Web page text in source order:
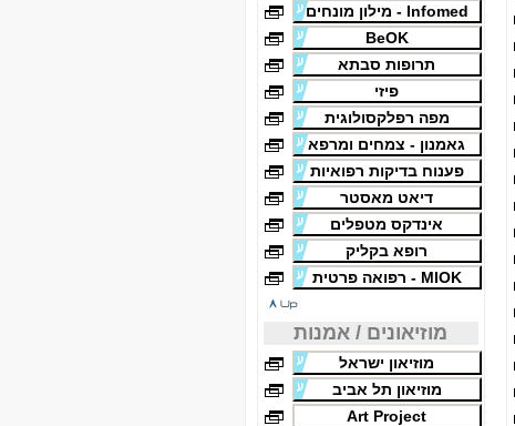
Infomed - מילון מונחים
BeOK
תרופות סבתא
פיזי
מפה רפלקסולוגית
גאמנון - צמחים ומרפא
פענוח בדיקות רפואיות
דיאט מאסטר
אינדקס מטפלים
רופא בקליק
MIOK - רפואה פרטית
מוזיאונים / אמנות
מוזיאון ישראל
מוזיאון תל אביב
Art Project